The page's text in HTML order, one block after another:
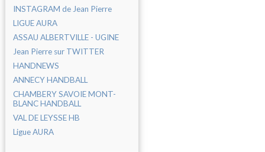
INSTAGRAM de Jean Pierre
LIGUE AURA
ASSAU ALBERTVILLE - UGINE
Jean Pierre sur TWITTER
HANDNEWS
ANNECY HANDBALL
CHAMBERY SAVOIE MONT-
BLANC HANDBALL
VAL DE LEYSSE HB
Ligue AURA